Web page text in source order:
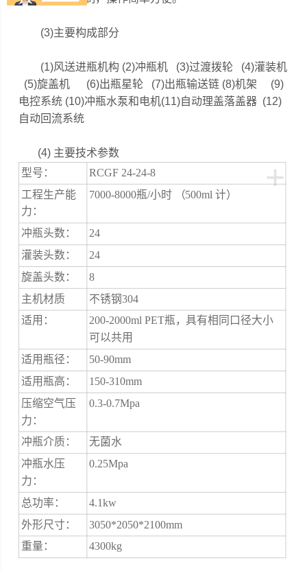
(3)主要构成部分
(1)风送进瓶机构 (2)冲瓶机 (3)过渡拨轮 (4)灌装机
(5)旋盖机 (6)出瓶星轮 (7)出瓶输送链 (8)机架 (9)
电控系统 (10)冲瓶水泵和电机(11)自动理盖落盖器 (12)
自动回流系统
(4) 主要技术参数
+
型号： RCGF 24-24-8
工程生产能
力：
7000-8000瓶/小时 （500ml 计）
冲瓶头数： 24
灌装头数：
24
旋盖头数：
8
主机材质
不锈钢304
适用：
200-2000ml PET瓶，具有相同口径大小
可以共用
适用瓶径：
50-90mm
适用瓶高：
150-310mm
压缩空气压
力：
0.3-0.7Mpa
冲瓶介质： 无菌水
冲瓶水压
力：
0.25Mpa
总功率： 4.1kw
外形尺寸：
3050*2050*2100mm
重量：
4300kg